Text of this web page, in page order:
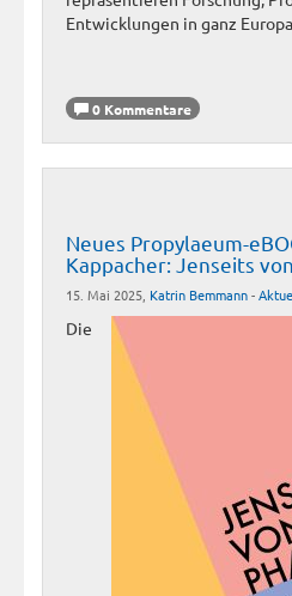
Entwicklungen in ganz Europa.
0 Kommentare
Neues Propylaeum-
Kappacher: Jenseits
15. Mai 2025, Katrin Bemmann-
Die